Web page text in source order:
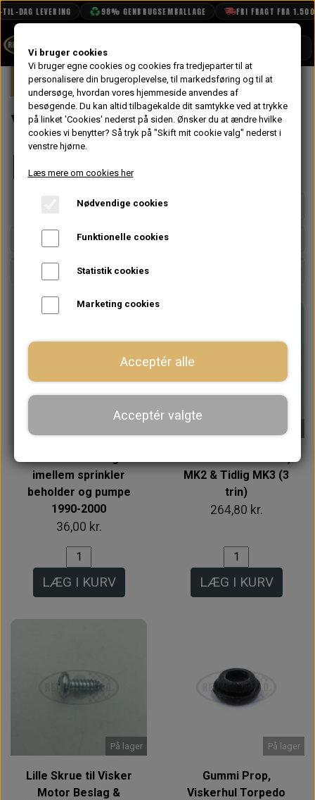
DAG LEVERING 98% GENBRUGSEMBALLAGE FRI FRAGT FRA 1.500
BOOK TID
PROJEKTER
TEKNISK DATA
VANDPOLERING
Forside Mini Elektrisk System Visker &
Visker & Vasker
Dele
Forrige side Side 1 / 3
imellem sprinkler
beholder og pumpe
1990-2000
36,00 kr.
LÆG I KURV
På lager
MK2 & Tidlig MK3 (3
trin)
264,80 kr.
LÆG I KURV
På lager
Lille Skrue til Visker
Motor Beslag &
På lager
Gummi Prop,
Viskerhul Torpedo
Vi bruger cookies
Vi bruger egne cookies og cookies fra tredjeparter til at
personalisere din brugeroplevelse, til markedsføring og til at
undersøge, hvordan vores hjemmeside anvendes af
besøgende. Du kan altid tilbagekalde dit samtykke ved at trykke
på linket 'Cookies' nederst på siden. Ønsker du at ændre hvilke
cookies vi benytter? Så tryk på "Skift mit cookie valg" nederst i
venstre hjørne.
Læs mere om cookies her
Nødvendige cookies
Funktionelle cookies
Statistik cookies
Marketing cookies
Acceptér alle
Acceptér valgte